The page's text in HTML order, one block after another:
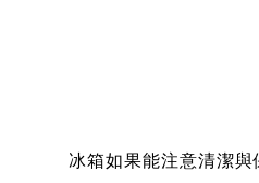
冰箱如果能注意清潔